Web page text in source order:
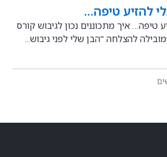
להזיע טיפה…
טיפה… איך מתכוננים נכון לגיבוש קורס
להצלחה "הבן שלי לפני גיבוש...